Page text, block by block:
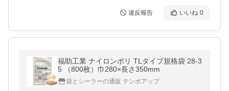
違反報告 いいね 0
福助工業 ナイロンポリ TLタイプ規格袋 28-3
5 （800枚）巾280×長さ350mm
袋とシーラーの通販 テンポアップ